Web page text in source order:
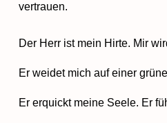
vertrauen.
Der Herr ist mein Hirte. Mir
Er weidet mich auf einer
Er erquickt meine Seele. Er